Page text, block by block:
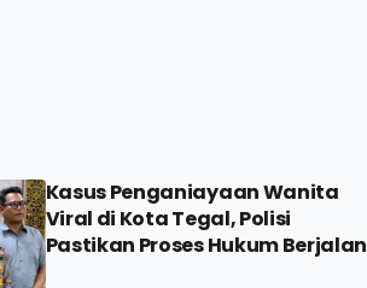
Kasus Penganiayaan Wanita
Viral di Kota Tegal, Polisi
Pastikan Proses Hukum Berjalan